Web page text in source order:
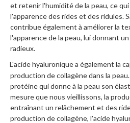
et retenir l'humidité de la peau, ce
l'apparence des rides et des ridules.
contribue également à améliorer la
l'apparence de la peau, lui donnant
radieux.
L'acide hyaluronique a également la
production de collagène dans la
protéine qui donne à la peau son
mesure que nous vieillissons, la
entraînant un relâchement et des
production de collagène, l'acide